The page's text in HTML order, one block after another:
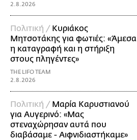
2.8.2026
Πολιτική / Κυριάκος
Μητσοτάκης για φωτιές: «Άμεσα
η καταγραφή και η στήριξη
στους πληγέντες»
THE LIFO TEAM
2.8.2026
Πολιτική / Μαρία Καρυστιανού
για Αυγερινό: «Μας
στεναχώρησαν αυτά που
διαβάσαμε - Αιφνιδιαστήκαμε»